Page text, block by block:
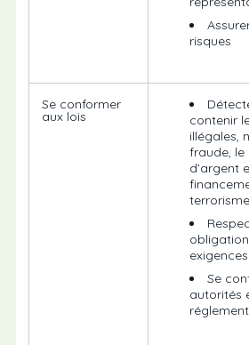
risques
Se conformer
aux lois
contenir
illégales,
fraude, le
d’argent
terrorisme
Se
autorités